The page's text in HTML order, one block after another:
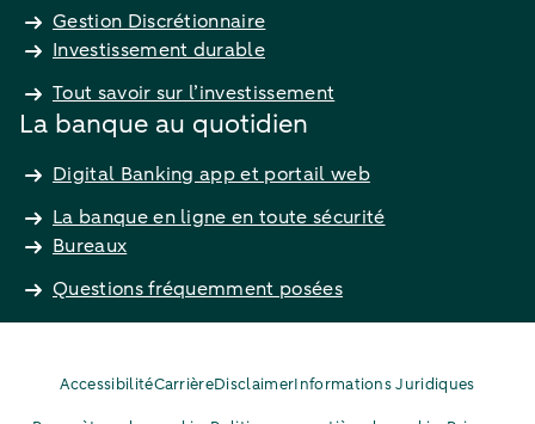
Gestion Discrétionnaire
Investissement durable
Tout savoir sur l’investissement
La banque au quotidien
Digital Banking app et portail web
La banque en ligne en toute sécurité
Bureaux
Questions fréquemment posées
AccessibilitéCarrièreDisclaimerInformations Juridiques